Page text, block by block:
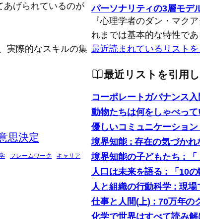
あげられているのが
実際的なスキルの集
思決定
フレームワーク キャリア
パーソナリティの3層モデ
『心理学者のダン・マク
れまでは基本的な特性で
最近読まれているリストを
最近リストを引用
コーポレートガバナンス入
動物たちは何をしゃべって
優しいコミュニケーショ
境界知能 : 存在の気づかれ
境界知能の子どもたち : 「
人口は未来を語る : 「10
人と組織の行動科学 : 現
仕事と人間(上) : 70万年の
化学で世界はすべて読み